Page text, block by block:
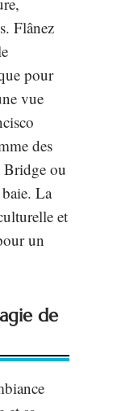
Flânez
pour
vue
des
Bridge ou
La
et
un
de